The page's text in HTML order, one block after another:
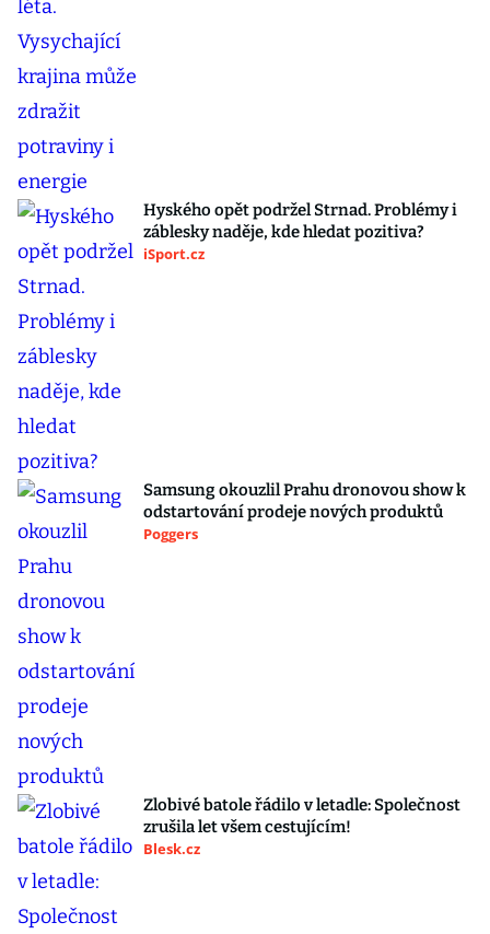
Hyského opět podržel Strnad. Problémy i
záblesky naděje, kde hledat pozitiva?
iSport.cz
Samsung okouzlil Prahu dronovou show k
odstartování prodeje nových produktů
Poggers
Zlobivé batole řádilo v letadle: Společnost
zrušila let všem cestujícím!
Blesk.cz